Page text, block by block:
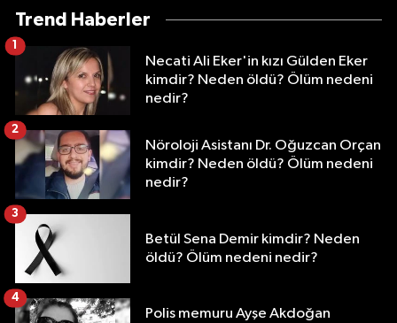
Trend Haberler
Necati Ali Eker'in kızı Gülden Eker
kimdir? Neden öldü? Ölüm nedeni
nedir?
1
Nöroloji Asistanı Dr. Oğuzcan Orçan
kimdir? Neden öldü? Ölüm nedeni
nedir?
2
Betül Sena Demir kimdir? Neden
öldü? Ölüm nedeni nedir?
3
Polis memuru Ayşe Akdoğan
4